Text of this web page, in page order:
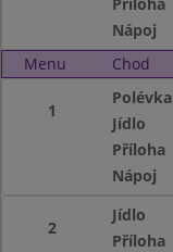
Nápoj
Menu
Chod
1
Polévka
Jídlo
Příloha
Nápoj
2
Jídlo
Příloha